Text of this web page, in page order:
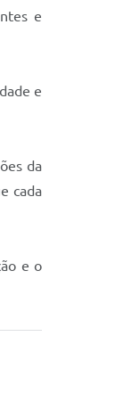
e
e
da
cada
e o